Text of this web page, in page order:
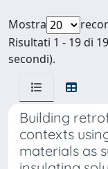
Mostra
Risultati 1 - 19 di
secondi).
Building
contexts
materials as